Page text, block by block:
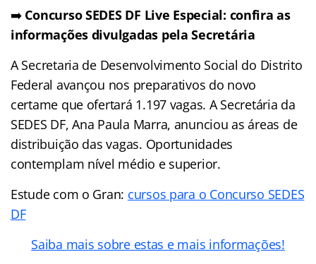
➡️ Concurso SEDES DF Live Especial: confira as
informações divulgadas pela Secretária
A Secretaria de Desenvolvimento Social do Distrito
Federal avançou nos preparativos do novo
certame que ofertará 1.197 vagas. A Secretária da
SEDES DF, Ana Paula Marra, anunciou as áreas de
distribuição das vagas. Oportunidades
contemplam nível médio e superior.
Estude com o Gran: cursos para o Concurso SEDES
DF
Saiba mais sobre estas e mais informações!